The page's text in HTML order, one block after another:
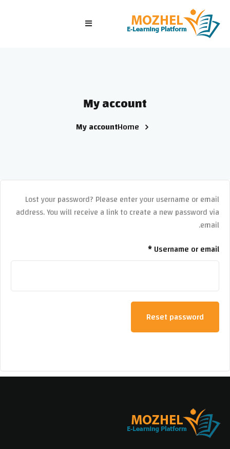
الاختبارات
الدخول/ تسجيل جديد
My account
Home
My account
Lost your password? Please enter your username or email
address. You will receive a link to create a new password via
email.
Username or email
*
Reset password